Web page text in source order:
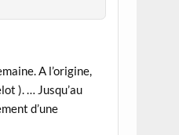
A l’origine,
). … Jusqu’au
d’une